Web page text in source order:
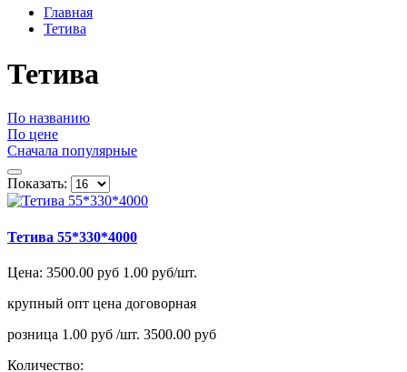
Главная
Тетива
Тетива
По названию
По цене
Сначала популярные
Показать:
Тетива 55*330*4000
Цена: 3500.00 руб 1.00 руб/шт.
крупный опт цена договорная
розница 1.00 руб /шт. 3500.00 руб
Количество: